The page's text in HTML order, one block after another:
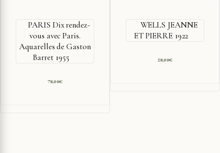
PARIS Dix rendez-
vous avec Paris.
Aquarelles de Gaston
Barret 1955
78,00€
WELLS JEANNE
ET PIERRE 1922
28,00€